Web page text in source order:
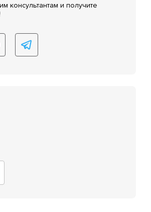
консультантам и получите